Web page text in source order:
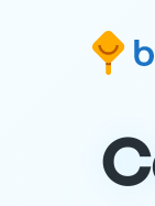
o formulário
para o
Saltar para o